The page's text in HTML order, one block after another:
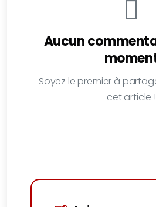
Aucun
Soyez le premier à
cet article !